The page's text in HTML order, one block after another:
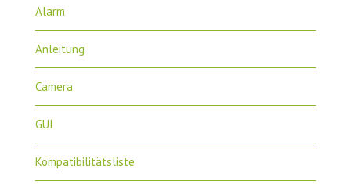
Alarm
Anleitung
Camera
GUI
Kompatibilitätsliste